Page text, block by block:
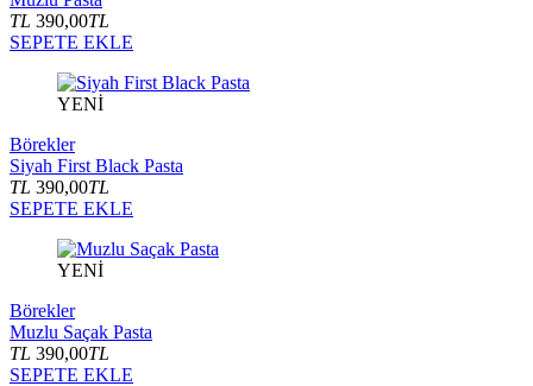
TL 390,00TL
SEPETE EKLE
YENİ
Börekler
Siyah First Black Pasta
TL 390,00TL
SEPETE EKLE
YENİ
Börekler
Muzlu Saçak Pasta
TL 390,00TL
SEPETE EKLE